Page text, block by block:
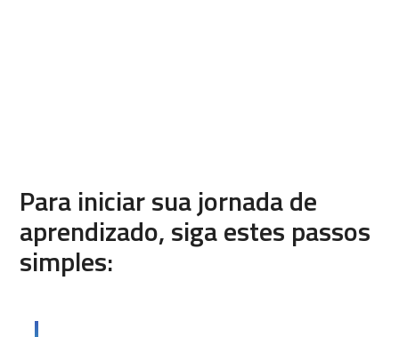
Para iniciar sua jornada de
aprendizado, siga estes passos
simples: